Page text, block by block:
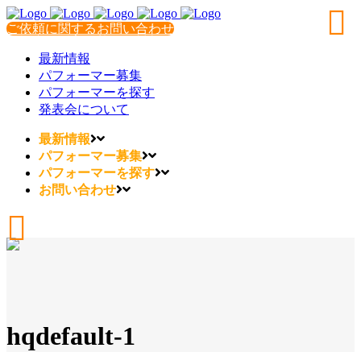
ご依頼に関するお問い合わせ
最新情報
パフォーマー募集
パフォーマーを探す
発表会について
最新情報
パフォーマー募集
パフォーマーを探す
お問い合わせ
hqdefault-1